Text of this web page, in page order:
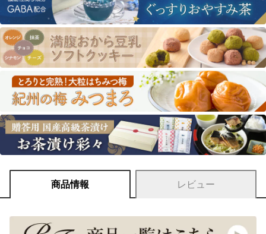
商品情報 レビュー